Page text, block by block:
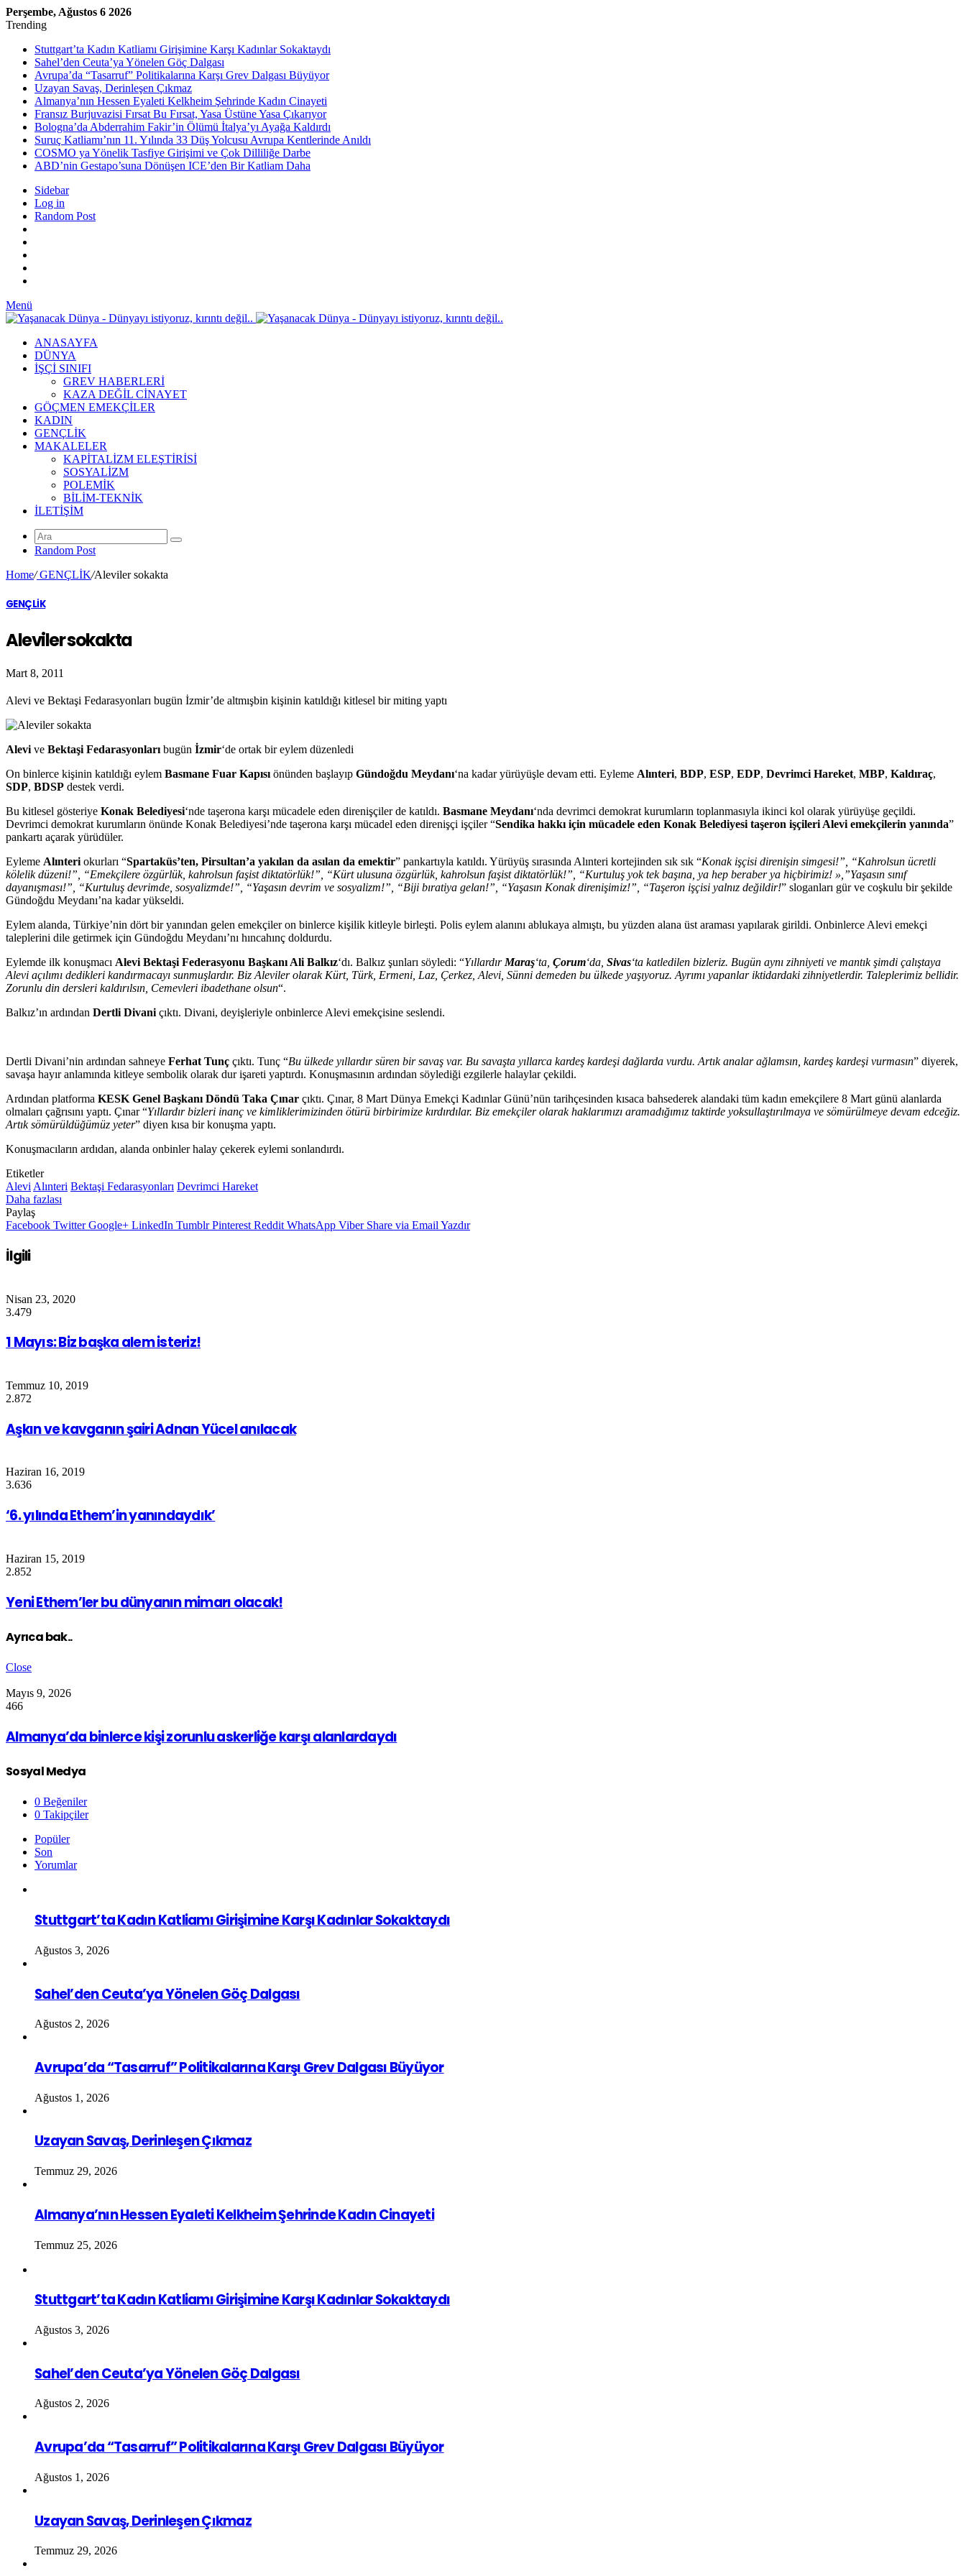
Perşembe, Ağustos 6 2026
Trending
Stuttgart’ta Kadın Katliamı Girişimine Karşı Kadınlar Sokaktaydı
Sahel’den Ceuta’ya Yönelen Göç Dalgası
Avrupa’da “Tasarruf” Politikalarına Karşı Grev Dalgası Büyüyor
Uzayan Savaş, Derinleşen Çıkmaz
Almanya’nın Hessen Eyaleti Kelkheim Şehrinde Kadın Cinayeti
Fransız Burjuvazisi Fırsat Bu Fırsat, Yasa Üstüne Yasa Çıkarıyor
Bologna’da Abderrahim Fakir’in Ölümü İtalya’yı Ayağa Kaldırdı
Suruç Katliamı’nın 11. Yılında 33 Düş Yolcusu Avrupa Kentlerinde Anıldı
COSMO ya Yönelik Tasfiye Girişimi ve Çok Dilliliğe Darbe
ABD’nin Gestapo’suna Dönüşen ICE’den Bir Katliam Daha
Sidebar
Log in
Random Post
Menü
ANASAYFA
DÜNYA
İŞÇİ SINIFI
GREV HABERLERİ
KAZA DEĞİL CİNAYET
GÖÇMEN EMEKÇİLER
KADIN
GENÇLİK
MAKALELER
KAPİTALİZM ELEŞTİRİSİ
SOSYALİZM
POLEMİK
BİLİM-TEKNİK
ILETIŞIM
Random Post
Home/GENÇLİK/Aleviler sokakta
GENÇLİK
Aleviler sokakta
Mart 8, 2011
Alevi ve Bektaşi Fedarasyonları bugün İzmir’de altmışbin kişinin katıldığı kitlesel bir miting yaptı
Alevi ve Bektaşi Fedarasyonları bugün İzmir‘de ortak bir eylem düzenledi
On binlerce kişinin katıldığı eylem Basmane Fuar Kapısı önünden başlayıp Gündoğdu Meydanı‘na kadar yürüyüşle devam etti. Eyleme Alınteri, BDP, ESP, EDP, Devrimci Hareket, MBP, Kaldıraç,
SDP, BDSP destek verdi.
Bu kitlesel gösteriye Konak Belediyesi‘nde taşerona karşı mücadele eden direnişçiler de katıldı. Basmane Meydanı‘nda devrimci demokrat kurumların toplanmasıyla ikinci kol olarak yürüyüşe geçildi.
Devrimci demokrat kurumların önünde Konak Belediyesi’nde taşerona karşı mücadel eden direnişçi işçiler “Sendika hakkı için mücadele eden Konak Belediyesi taşeron işçileri Alevi emekçilerin yanında”
pankartı açarak yürüdüler.
Eyleme Alınteri okurları “Spartaküs’ten, Pirsultan’a yakılan da asılan da emektir” pankartıyla katıldı. Yürüyüş sırasında Alınteri kortejinden sık sık “Konak işçisi direnişin simgesi!”, “Kahrolsun ücretli
kölelik düzeni!”, “Emekçilere özgürlük, kahrolsun faşist diktatörlük!”, “Kürt ulusuna özgürlük, kahrolsun faşist diktatörlük!”, “Kurtuluş yok tek başına, ya hep beraber ya hiçbirimiz! »,”Yaşasın sınıf
dayanışması!”, “Kurtuluş devrimde, sosyalizmde!”, “Yaşasın devrim ve sosyalizm!”, “Biji bıratiya gelan!”, “Yaşasın Konak direnişimiz!”, “Taşeron işçisi yalnız değildir!” sloganları gür ve coşkulu bir şekilde
Gündoğdu Meydanı’na kadar yükseldi.
Eylem alanda, Türkiye’nin dört bir yanından gelen emekçiler on binlerce kişilik kitleyle birleşti. Polis eylem alanını ablukaya almıştı, bu yüzden alana üst araması yapılarak girildi. Onbinlerce Alevi emekçi
taleplerini dile getirmek için Gündoğdu Meydanı’nı hıncahınç doldurdu.
Eylemde ilk konuşmacı Alevi Bektaşi Federasyonu Başkanı Ali Balkız‘dı. Balkız şunları söyledi: “Yıllardır Maraş‘ta, Çorum‘da, Sivas‘ta katledilen bizleriz. Bugün aynı zihniyeti ve mantık şimdi çalıştaya
Alevi açılımı dedikleri kandırmacayı sunmuşlardır. Biz Aleviler olarak Kürt, Türk, Ermeni, Laz, Çerkez, Alevi, Sünni demeden bu ülkede yaşıyoruz. Ayrımı yapanlar iktidardaki zihniyetlerdir. Taleplerimiz bellidir.
Zorunlu din dersleri kaldırılsın, Cemevleri ibadethane olsun“.
Balkız’ın ardından Dertli Divani çıktı. Divani, deyişleriyle onbinlerce Alevi emekçisine seslendi.
Dertli Divani’nin ardından sahneye Ferhat Tunç çıktı. Tunç “Bu ülkede yıllardır süren bir savaş var. Bu savaşta yıllarca kardeş kardeşi dağlarda vurdu. Artık analar ağlamsın, kardeş kardeşi vurmasın” diyerek,
savaşa hayır anlamında kitleye sembolik olarak dur işareti yaptırdı. Konuşmasının ardından söylediği ezgilerle halaylar çekildi.
Ardından platforma KESK Genel Başkanı Döndü Taka Çınar çıktı. Çınar, 8 Mart Dünya Emekçi Kadınlar Günü’nün tarihçesinden kısaca bahsederek alandaki tüm kadın emekçilere 8 Mart günü alanlarda
olmaları çağrısını yaptı. Çınar “Yıllardır bizleri inanç ve kimliklerimizinden ötürü birbirimize kırdırdılar. Biz emekçiler olarak haklarımızı aramadığımız taktirde yoksullaştırılmaya ve sömürülmeye devam edceğiz.
Artık sömürüldüğümüz yeter” diyen kısa bir konuşma yaptı.
Konuşmacıların ardıdan, alanda onbinler halay çekerek eylemi sonlandırdı.
Etiketler
Alevi Alınteri Bektaşi Fedarasyonları Devrimci Hareket
Daha fazlası
Paylaş
Facebook Twitter Google+ LinkedIn Tumblr Pinterest Reddit WhatsApp Viber Share via Email Yazdır
İlgili
Nisan 23, 2020
3.479
1 Mayıs: Biz başka alem isteriz!
Temmuz 10, 2019
2.872
Aşkın ve kavganın şairi Adnan Yücel anılacak
Haziran 16, 2019
3.636
‘6. yılında Ethem’in yanındaydık’
Haziran 15, 2019
2.852
Yeni Ethem’ler bu dünyanın mimarı olacak!
Ayrıca bak..
Close
Mayıs 9, 2026
466
Almanya’da binlerce kişi zorunlu askerliğe karşı alanlardaydı
Sosyal Medya
0 Beğeniler
0 Takipçiler
Popüler
Son
Yorumlar
Stuttgart’ta Kadın Katliamı Girişimine Karşı Kadınlar Sokaktaydı
Ağustos 3, 2026
Sahel’den Ceuta’ya Yönelen Göç Dalgası
Ağustos 2, 2026
Avrupa’da “Tasarruf” Politikalarına Karşı Grev Dalgası Büyüyor
Ağustos 1, 2026
Uzayan Savaş, Derinleşen Çıkmaz
Temmuz 29, 2026
Almanya’nın Hessen Eyaleti Kelkheim Şehrinde Kadın Cinayeti
Temmuz 25, 2026
Stuttgart’ta Kadın Katliamı Girişimine Karşı Kadınlar Sokaktaydı
Ağustos 3, 2026
Sahel’den Ceuta’ya Yönelen Göç Dalgası
Ağustos 2, 2026
Avrupa’da “Tasarruf” Politikalarına Karşı Grev Dalgası Büyüyor
Ağustos 1, 2026
Uzayan Savaş, Derinleşen Çıkmaz
Temmuz 29, 2026